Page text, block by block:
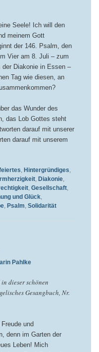
Seele! Ich will den
meinem Gott
der 146. Psalm, den
Vier am 8. Juli – zum
Diakonie in Essen –
Tag wie diesen, an
das Wunder des
das Lob Gottes steht
darauf mit unserer
darauf mit unserem
, Hintergründiges,
, Diakonie,
, Gesellschaft,
und Glück,
, Psalm, Solidarität
Pahlke
dieser schönen
Gesangbuch, Nr.
und
denn im Garten der
Leben! Mich